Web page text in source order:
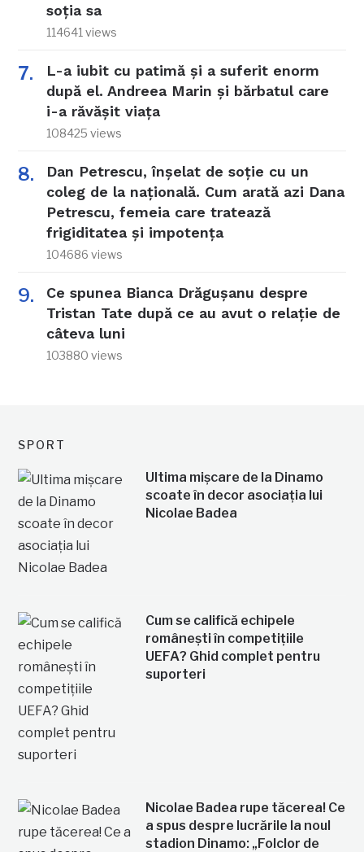
soția sa
114641 views
L-a iubit cu patimă și a suferit enorm
după el. Andreea Marin și bărbatul care
i-a răvășit viața
108425 views
Dan Petrescu, înșelat de soție cu un
coleg de la națională. Cum arată azi Dana
Petrescu, femeia care tratează
frigiditatea și impotența
104686 views
Ce spunea Bianca Drăgușanu despre
Tristan Tate după ce au avut o relație de
câteva luni
103880 views
SPORT
Ultima mișcare de la Dinamo
scoate în decor asociația lui
Nicolae Badea
Cum se califică echipele
românești în competițiile
UEFA? Ghid complet pentru
suporteri
Nicolae Badea rupe tăcerea! Ce
a spus despre lucrările la noul
stadion Dinamo: „Folclor de